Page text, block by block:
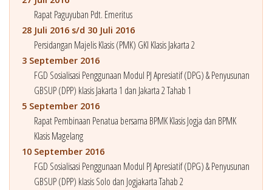
Rapat Paguyuban Pdt. Emeritus
28 Juli 2016 s/d 30 Juli 2016
Persidangan Majelis Klasis (PMK) GKI Klasis Jakarta 2
3 September 2016
FGD Sosialisasi Penggunaan Modul PJ Apresiatif (DPG) & Penyusunan
GBSUP (DPP) klasis Jakarta 1 dan Jakarta 2 Tahab 1
5 September 2016
Rapat Pembinaan Penatua bersama BPMK Klasis Jogja dan BPMK
Klasis Magelang
10 September 2016
FGD Sosialisasi Penggunaan Modul PJ Apresiatif (DPG) & Penyusunan
GBSUP (DPP) klasis Solo dan Jogjakarta Tahab 2